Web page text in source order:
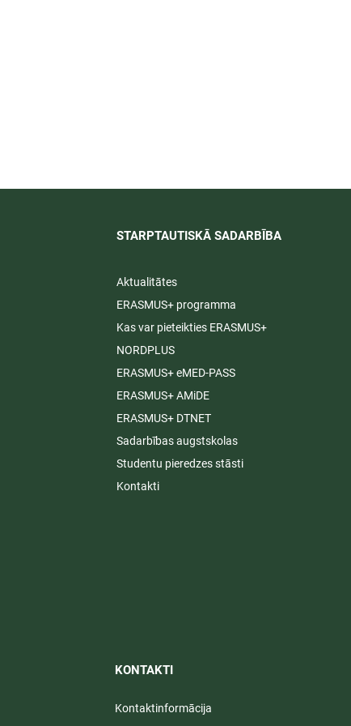
STARPTAUTISKĀ SADARBĪBA​
Aktualitātes
ERASMUS+ programma
Kas var pieteikties ERASMUS+
NORDPLUS
ERASMUS+ eMED-PASS
ERASMUS+ AMiDE
ERASMUS+ DTNET
Sadarbības augstskolas
Studentu pieredzes stāsti
Kontakti
KONTAKTI​
Kontaktinformācija